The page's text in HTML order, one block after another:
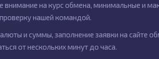
на курс обмена, минимальные и
нашей командой.
и суммы, заполнение заявки на сайте
от нескольких минут до часа.